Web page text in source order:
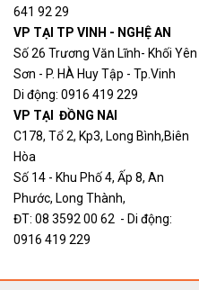
641 92 29
VP TẠI TP VINH - NGHỆ AN
Số 26 Trương Văn Lĩnh- Khối Yên
Sơn - P. HÀ Huy Tập - Tp.Vinh
Di động: 0916 419 229
VP TẠI ĐỒNG NAI
C178, Tổ 2, Kp3, Long Bình,Biên
Hòa
Số 14 - Khu Phố 4, Ấp 8, An
Phước, Long Thành,
ĐT: 08 3592 00 62 - Di động:
0916 419 229